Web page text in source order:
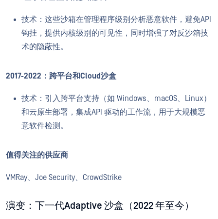
技术：这些沙箱在管理程序级别分析恶意软件，避免API
钩挂，提供内核级别的可见性，同时增强了对反沙箱技
术的隐蔽性。
2017-2022：跨平台和Cloud沙盒
技术：引入跨平台支持（如 Windows、macOS、Linux）
和云原生部署，集成API 驱动的工作流，用于大规模恶
意软件检测。
值得关注的供应商
VMRay、Joe Security、CrowdStrike
演变：下一代Adaptive 沙盒（2022 年至今）